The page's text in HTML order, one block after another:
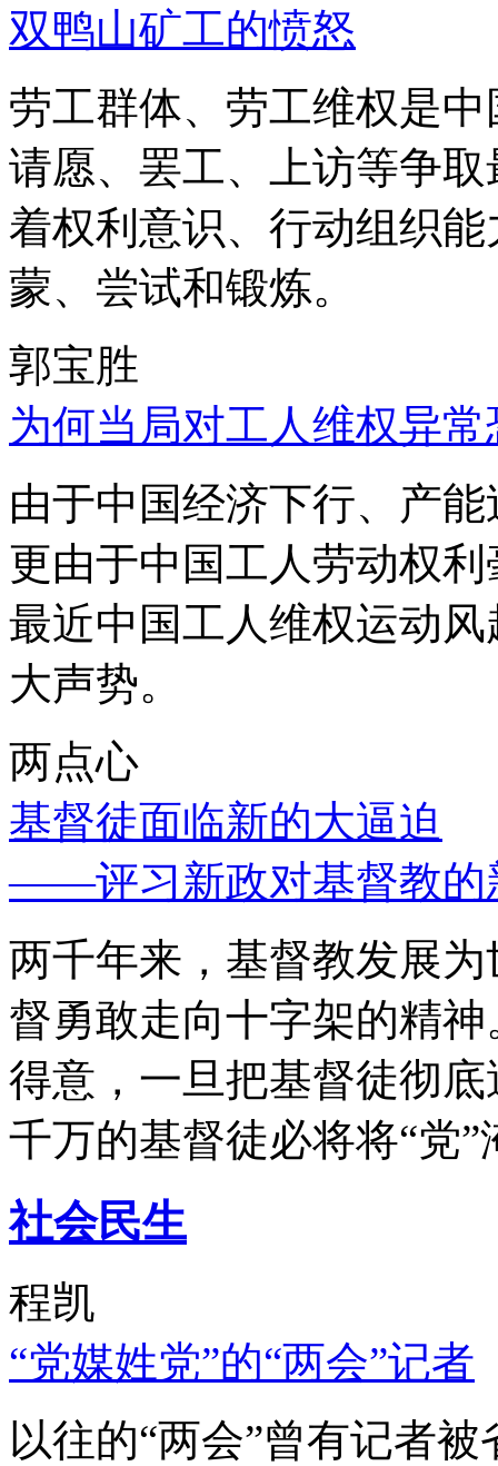
双鸭山矿工的愤怒
劳工群体、劳工维权是
请愿、罢工、上访等争
着权利意识、行动组织
蒙、尝试和锻炼。
郭宝胜
为何当局对工人维权异
由于中国经济下行、产
更由于中国工人劳动权
最近中国工人维权运动
大声势。
两点心
基督徒面临新的大逼迫
——评习新政对基督教的
两千年来，基督教发展
督勇敢走向十字架的精
得意，一旦把基督徒彻
千万的基督徒必将将“党”
社会民生
程凯
“党媒姓党”的“两会”记者
以往的“两会”曾有记者